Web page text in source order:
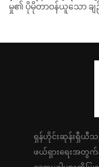
မှု၏ ပိုမိုတာဝန်ယူသော ချ
ရှန်ဟိုင်းဆုန်းရှီယီ
ဖယ်ရှားရေးအတွက်